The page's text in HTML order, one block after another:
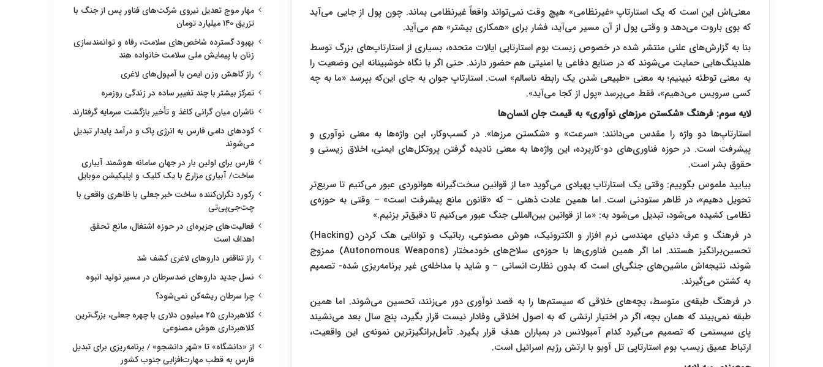
معنی‌اش این است که یک استارتاپ «غیرنظامی» هیچ وقت نمی‌تواند واقعاً غیرنظامی بماند. چون پول از جایی می‌آید
که بوی باروت می‌دهد و وقتی پول از آن مسیر می‌آید، فشار برای «همکاری بیشتر» هم می‌آید.
بنا به گزارش‌های علنی منتشر شده در خصوص زیست بوم استارتاپی ایالات متحده، بسیاری از استارتاپ‌های بزرگ توسط
هلدینگ‌هایی حمایت می‌شوند که در صنایع دفاعی یا امنیتی هم حضور دارند. حتی اگر با نگاه خوش‎بینانه این وضعیت را
به معنی توطئه نبینیم؛ به معنی «طبیعی شدن یک رابطه ناسالم» است. استارتاپ جوان به جای این‌که بپرسد «ما به چه
کسی سرویس می‌دهیم»، فقط می‌پرسد «پول از کجا می‌آید».
لایه سوم: فرهنگ «شکستن مرزهای نوآوری» به قیمت جان انسان‌ها
استارتاپ‌ها دو واژه را مقدس می‌دانند: «سرعت» و «شکستن مرزها». در کسب‌وکار، این واژه‌ها به معنی نوآوری و
پیشرفت است. در حوزه فناوری‌های دو-کاربرده، این واژه‌ها به معنی نادیده گرفتن پروتکل‌های ایمنی، اخلاق زیستی و
حقوق بشر است.
بیایید ملموس بگوییم: وقتی یک استارتاپ پهپادی می‌گوید «ما از قوانین سخت‌گیرانه هوانوردی عبور می‌کنیم تا سریع‌تر
تحویل دهیم»، در ظاهر ستودنی است. اما همین عادت ذهنی – که «قانون مانع پیشرفت است» – وقتی به حوزه‌ی
نظامی کشیده می‌شود، تبدیل می‌شود به: «ما از قوانین بین‌المللی جنگ عبور می‌کنیم تا دقیق‌تر بزنیم.»
در فرهنگ و عرف دنیای مهندسی نرم افزار و الکترونیک، هوش مصنوعی، رباتیک و توانایی هک کردن (Hacking)
تحسین‌برانگیز هستند. اما اگر همین فناوری‌ها با حوزه‌ی سلاح‌های خودمختار (Autonomous Weapons) ممزوج
شوند، نتیجه‌اش ماشین‌های جنگی‌ای است که بدون نظارت انسانی – و شاید با مداخله‌ی غیر برنامه‌ریزی شده- تصمیم
به کشتن می‌گیرند.
در فرهنگ طبقه‌ی متوسط، بچه‌های خلاقی که سیستم‌ها را به قصد نوآوری دور می‌زنند، تحسین می‌شوند. اما همین
طبقه نمی‌بیند که همان بچه، اگر در اختیار ارتشی که به اصول اخلاقی وفادار نیست قرار بگیرد، پنج سال بعد می‌نشیند
پای سیستمی که تصمیم می‌گیرد کدام آمبولانس در بمباران هدف قرار بگیرد. تأمل‌برانگیزترین نمونه‌ی این واقعیت،
ارتباط عمیق زیسب بوم استارتاپی تل آویو با ارتش رژیم اسرائیل است.
مهار موج تعدیل نیروی شرکت‌های فناور پس از جنگ با
تزریق ۱۴۰ میلیارد تومان
بهبود گسترده شاخص‌های سلامت، رفاه و توانمندسازی
زنان با پیمایش ملی سلامت خانواده هند
راز کاهش وزن ایمن با آمپول‌های لاغری
تمرکز بیشتر با چند تغییر ساده در زندگی روزمره
ناشران میان گرانی کاغذ و تأخیر بازگشت سرمایه گرفتارند
کودهای دامی فارس به انرژی پاک و درآمد پایدار تبدیل
می‌شوند
فارس برای اولین بار در جهان سامانه هوشمند آبیاری
ساخت/ آبیاری مزارع با یک کلیک و اپلیکیشن موبایل
رکورد نگران‌کننده ساخت خبر جعلی با ظاهری واقعی با
چت‌جی‌پی‌تی
فعالیت‌های جزیره‌ای در حوزه اشتغال، مانع تحقق
اهداف است
راز تناقض داروهای لاغری کشف شد
نسل جدید داروهای ضدسرطان در مسیر تولید انبوه
چرا سرطان ریشه‌کن نمی‌شود؟
کلاهبرداری ۲۵ میلیون دلاری با چهره جعلی، بزرگ‌ترین
کلاهبرداری هوش مصنوعی
از «دانشگاه» تا «شهر دانشجو» / برنامه‌ریزی برای تبدیل
فارس به قطب مهارت‌افزایی جنوب کشور